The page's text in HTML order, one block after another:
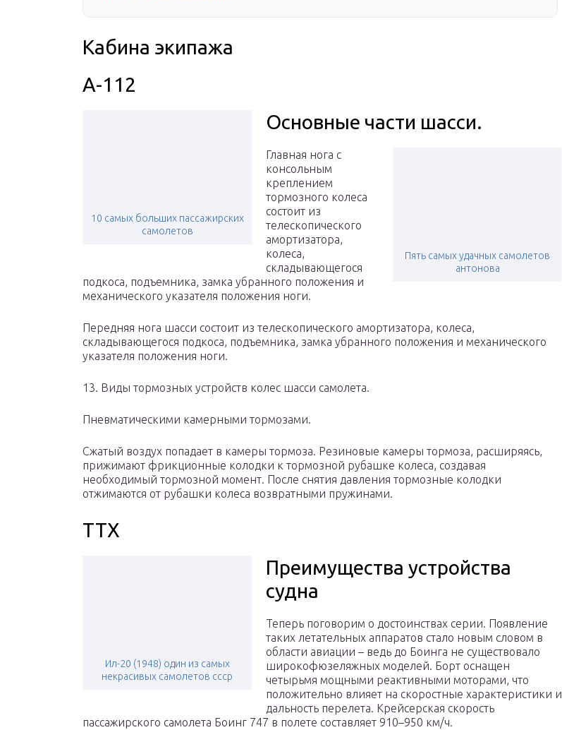
Кабина экипажа
А-112
10 самых больших пассажирских
самолетов
Основные части шасси.
Пять самых удачных самолетов
антонова
Главная нога с
консольным
креплением
тормозного колеса
состоит из
телескопического
амортизатора,
колеса,
складывающегося
подкоса, подъемника, замка убранного положения и
механического указателя положения ноги.
Передняя нога шасси состоит из телескопического амортизатора, колеса,
складывающегося подкоса, подъемника, замка убранного положения и механического
указателя положения ноги.
13. Виды тормозных устройств колес шасси самолета.
Пневматическими камерными тормозами.
Сжатый воздух попадает в камеры тормоза. Резиновые камеры тормоза, расширяясь,
прижимают фрикционные колодки к тормозной рубашке колеса, создавая
необходимый тормозной момент. После снятия давления тормозные колодки
отжимаются от рубашки колеса возвратными пружинами.
ТТХ
Ил-20 (1948) один из самых
некрасивых самолетов ссср
Преимущества устройства
судна
Теперь поговорим о достоинствах серии. Появление
таких летательных аппаратов стало новым словом в
области авиации – ведь до Боинга не существовало
широкофюзеляжных моделей. Борт оснащен
четырьмя мощными реактивными моторами, что
положительно влияет на скоростные характеристики и
дальность перелета. Крейсерская скорость
пассажирского самолета Боинг 747 в полете составляет 910–950 км/ч.